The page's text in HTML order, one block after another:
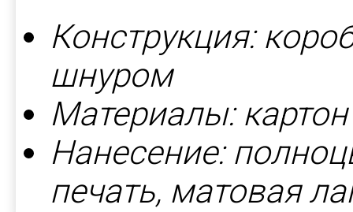
Конструкция:
шнуром
Материалы:
Нанесение:
печать, матовая